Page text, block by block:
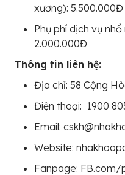
xương): 5.500.000Đ
Phụ phí dịch vụ
2.000.000Đ
Thông tin liên hệ:
Địa chỉ: 58 Cộng
Điện thoại: 1900
Email:
Website:
Fanpage: FB.com/